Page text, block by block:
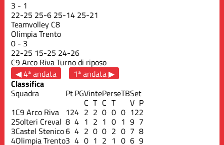
3 - 1
22-25 25-6 25-14 25-21
Teamvolley C8
Olimpia Trento
0 - 3
22-25 15-25 24-26
C9 Arco RivaTurno di riposo
◀ 4ª andata
1ª andata ▶
Classifica
Squadra PtPGVintePerseTBSet
C T C T V P
1C9 Arco Riva 124 2 2 0 0 0 122
2Solteri Creval 8 4 1 2 1 0 1 9 7
3Castel Stenico6 4 2 0 0 2 0 7 8
4Olimpia Trento3 4 0 1 2 1 0 6 9